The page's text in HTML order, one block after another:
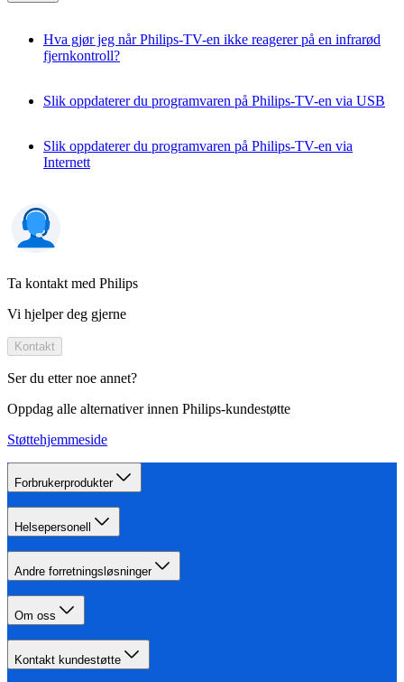
Hva gjør jeg når Philips-TV-en ikke reagerer på en infrarød
fjernkontroll?
Slik oppdaterer du programvaren på Philips-TV-en via USB
Slik oppdaterer du programvaren på Philips-TV-en via
Internett
Ta kontakt med Philips
Vi hjelper deg gjerne
Kontakt
Ser du etter noe annet?
Oppdag alle alternativer innen Philips-kundestøtte
Støttehjemmeside
Forbrukerprodukter
Helsepersonell
Andre forretningsløsninger
Om oss
Kontakt kundestøtte